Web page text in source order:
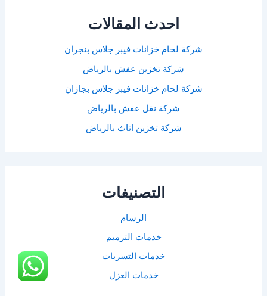
احدث المقالات
شركة لحام خزانات فيبر جلاس بنجران
شركة تخزين عفش بالرياض
شركة لحام خزانات فيبر جلاس بجازان
شركة نقل عفش بالرياض
شركة تخزين اثاث بالرياض
التصنيفات
الرسام
خدمات الترميم
خدمات التسربات
خدمات العزل